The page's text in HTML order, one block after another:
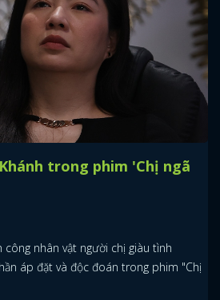
trong phim 'Chị ngã
công nhân vật người chị giàu tình
áp đặt và độc đoán trong phim "Chị